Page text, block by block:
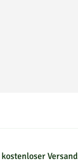
kostenloser Versand